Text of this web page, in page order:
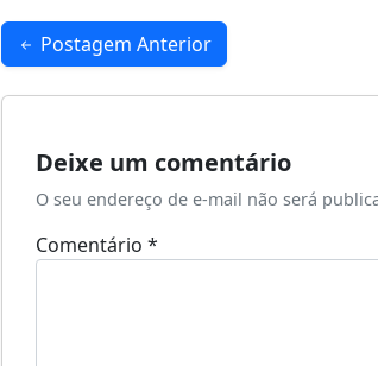
Navegação
de
Postagem Anterior
Deixe um comentário
O seu endereço de e-mail não será
Comentário *